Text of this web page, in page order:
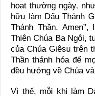
hoạt thường ngày,
hữu làm Dấu Thánh
Thánh Thần.
Thiên Chúa Ba Ngôi,
của Chúa Giêsu trên
Thần thánh hóa để
đều hướng về Chúa
Vì thế, mỗi khi làm